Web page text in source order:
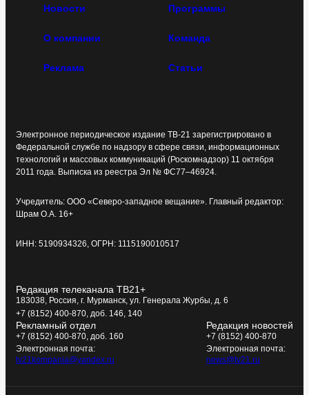
Новости Программы
О компании Команда
Реклама Статьи
Электронное периодическое издание ТВ-21 зарегистрировано в
Федеральной службе по надзору в сфере связи, информационных
технологий и массовых коммуникаций (Роскомнадзор) 11 октября
2011 года. Выписка из реестра Эл № ФС77–46924.
Учредитель: ООО «Северо-западное вещание». Главный редактор:
Шрам О.А. 16+
ИНН: 5190934326, ОГРН: 1115190010517
Редакция телеканала ТВ21+
183038, Россия, г. Мурманск, ул. Генерала Журбы, д. 6
+7 (8152) 400-870, доб. 146, 140
Рекламный отдел
+7 (8152) 400-870, доб. 160
Электронная почта:
tv21kompania@yandex.ru
Редакция новостей
+7 (8152) 400-870
Электронная почта:
news@tv21.ru